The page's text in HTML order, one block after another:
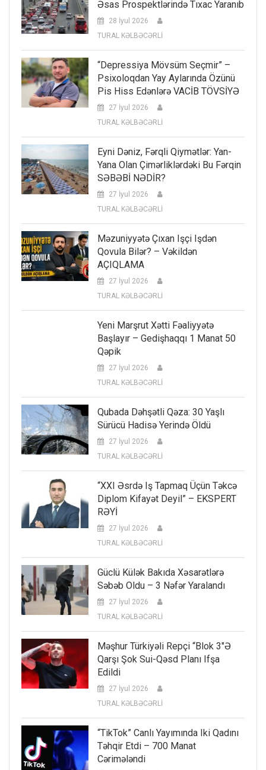
Əsas Prospektlərində Tıxac Yaranıb
28 İyul 2026
TURAL KƏLBƏCƏRLİ
“Depressiya Mövsüm Seçmir” –
Psixoloqdan Yay Aylarında Özünü
Pis Hiss Edənlərə VACİB TÖVSİYƏ
27 İyul 2026
TURAL KƏLBƏCƏRLİ
Eyni Dəniz, Fərqli Qiymətlər: Yan-
Yana Olan Çimərliklərdəki Bu Fərqin
SƏBƏBİ NƏDİR?
27 İyul 2026
TURAL KƏLBƏCƏRLİ
Məzuniyyətə Çıxan Işçi Işdən
Qovula Bilər? – Vəkildən
AÇIQLAMA
27 İyul 2026
TURAL KƏLBƏCƏRLİ
Yeni Marşrut Xətti Fəaliyyətə
Başlayır – Gedişhaqqı 1 Manat 50
Qəpik
27 İyul 2026
TURAL KƏLBƏCƏRLİ
Qubada Dəhşətli Qəza: 30 Yaşlı
Sürücü Hadisə Yerində Öldü
27 İyul 2026
TURAL KƏLBƏCƏRLİ
“XXI Əsrdə Iş Tapmaq Üçün Təkcə
Diplom Kifayət Deyil” – EKSPERT
RƏYİ
27 İyul 2026
TURAL KƏLBƏCƏRLİ
Güclü Külək Bakıda Xəsarətlərə
Səbəb Oldu – 3 Nəfər Yaralandı
27 İyul 2026
TURAL KƏLBƏCƏRLİ
Məşhur Türkiyəli Repçi “Blok 3″ə
Qarşı Şok Sui-Qəsd Planı Ifşa
Edildi
27 İyul 2026
TURAL KƏLBƏCƏRLİ
“TikTok” Canlı Yayımında Iki Qadını
Təhqir Etdi – 700 Manat
Cərimələndi